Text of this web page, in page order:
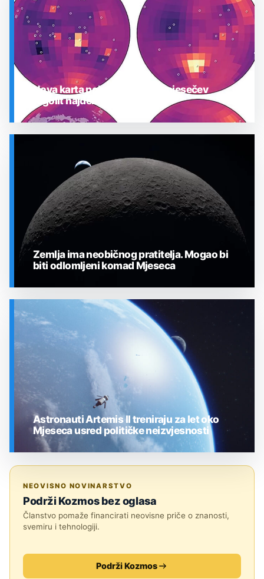
Nova karta pokazuje gdje je mjesečev
regolit najdeblji
SVEMIR
Zemlja ima neobičnog pratitelja. Mogao bi
biti odlomljeni komad Mjeseca
Astronauti Artemis II treniraju za let oko
Mjeseca usred političke neizvjesnosti
NEOVISNO NOVINARSTVO
Podrži Kozmos bez oglasa
Članstvo pomaže financirati neovisne priče o znanosti,
svemiru i tehnologiji.
Podrži Kozmos